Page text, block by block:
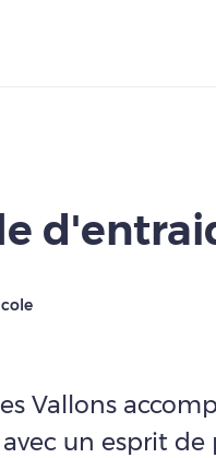
Vallons
un esprit de